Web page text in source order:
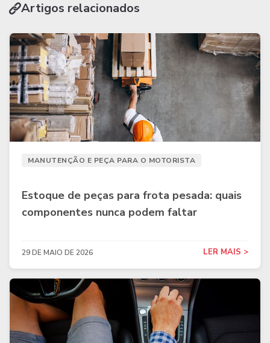
Artigos relacionados
MANUTENÇÃO E PEÇA PARA O MOTORISTA
Estoque de peças para frota pesada: quais
componentes nunca podem faltar
29 DE MAIO DE 2026 LER MAIS >